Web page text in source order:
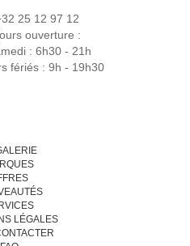
25 12 97 12
ouverture :
: 6h30 - 21h
fériés : 9h - 19h30
LÉGALES